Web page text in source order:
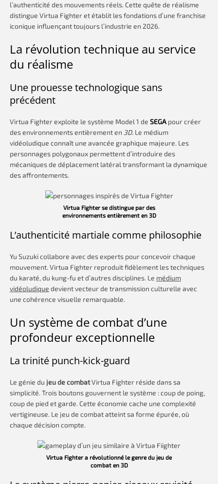
l’authenticité des mouvements réels. Cette quête de réalisme
distingue Virtua Fighter et établit les fondations d’une franchise
iconique influençant toujours l’industrie en 2026.
La révolution technique au service
du réalisme
Une prouesse technologique sans
précédent
Virtua Fighter exploite le système Model 1 de SEGA pour créer
des environnements entièrement en 3D. Le médium
vidéoludique connaît une avancée graphique majeure. Les
personnages polygonaux permettent d’introduire des
mécaniques de déplacement latéral transformant la dynamique
des affrontements.
Virtua Fighter se distingue par des
environnements entièrement en 3D
L’authenticité martiale comme philosophie
Yu Suzuki collabore avec des experts pour concevoir chaque
mouvement. Virtua Fighter reproduit fidèlement les techniques
du karaté, du kung-fu et d’autres disciplines. Le médium
vidéoludique devient vecteur de transmission culturelle avec
une cohérence visuelle remarquable.
Un système de combat d’une
profondeur exceptionnelle
La trinité punch-kick-guard
Le génie du jeu de combatVirtua Fighter réside dans sa
simplicité. Trois boutons gouvernent le système : coup de poing,
coup de pied et garde. Cette économie cache une complexité
vertigineuse. Le jeu de combat atteint sa forme épurée, où
chaque décision compte.
Virtua Fighter a révolutionné le genre du jeu de
combat en 3D